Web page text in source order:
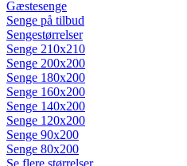
Gæstesenge
Senge på tilbud
Sengestørrelser
Senge 210x210
Senge 200x200
Senge 180x200
Senge 160x200
Senge 140x200
Senge 120x200
Senge 90x200
Senge 80x200
Se flere størrelser